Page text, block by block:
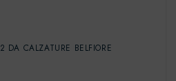
DA CALZATURE BELFIORE